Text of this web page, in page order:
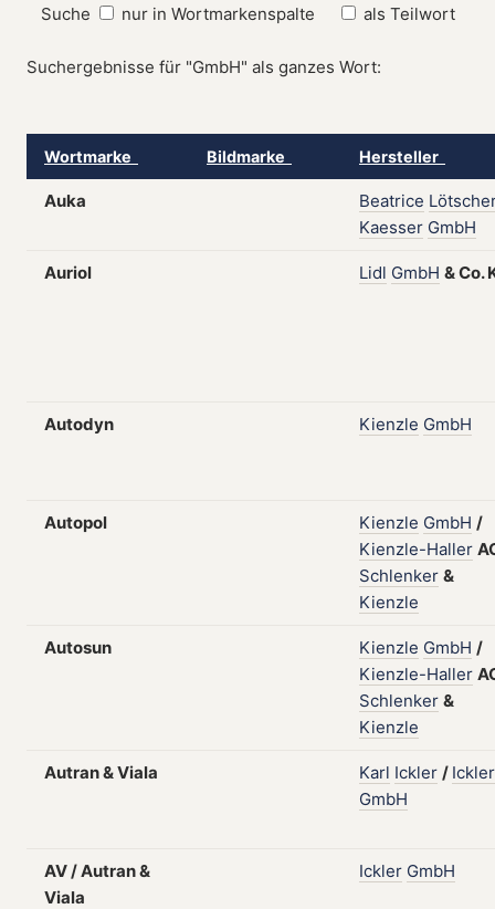
Suche nur in Wortmarkenspalte als Teilwort
Suchergebnisse für "GmbH" als ganzes Wort:
Wortmarke Bildmarke Hersteller
Auka Beatrice
Kaesser GmbH
Auriol Lidl GmbH &Co.
Autodyn Kienzle GmbH
Autopol Kienzle GmbH /
Kienzle-Haller
Schlenker &
Kienzle
Autosun Kienzle GmbH /
Kienzle-Haller
Schlenker &
Kienzle
Autran & Viala Karl Ickler / Ickler
GmbH
AV / Autran &
Viala
Ickler GmbH